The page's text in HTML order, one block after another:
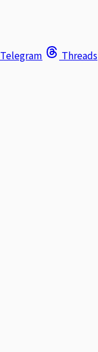
Telegram Threads